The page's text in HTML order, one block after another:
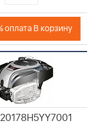
оплата В корзину